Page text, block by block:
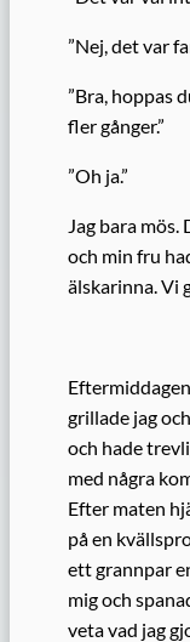
”Nej, det var
”Bra, hoppas
fler gånger.”
”Oh ja.”
Jag bara
och min fru
älskarinna. Vi
grillade jag
och hade
med några
Efter maten
på en
ett grannpar
mig och
veta vad jag